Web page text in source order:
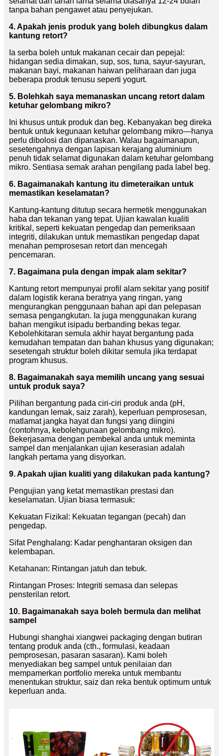
tanpa bahan pengawet atau penyejukan.
4. Apakah jenis produk yang boleh dibungkus dalam
kantung retort?
Ia serba boleh untuk makanan cecair dan pepejal:
hidangan sedia dimakan, sup, sos, tuna, sayur-sayuran,
makanan bayi, makanan haiwan peliharaan dan juga
beberapa produk tenusu seperti yogurt.
5. Bolehkah saya memanaskan uncang retort dalam
ketuhar gelombang mikro?
Ini khusus untuk produk dan beg. Kebanyakan beg direka
bentuk untuk kegunaan ketuhar gelombang mikro—hanya
perlu dibolosi dan dipanaskan. Walau bagaimanapun,
sesetengahnya dengan lapisan kerajang aluminium
penuh tidak selamat digunakan dalam ketuhar gelombang
mikro. Sentiasa semak arahan pengilang pada label beg.
6. Bagaimanakah kantung itu dimeteraikan untuk
memastikan keselamatan?
Kantung-kantung ditutup secara hermetik menggunakan
haba dan tekanan yang tepat. Ujian kawalan kualiti
kritikal, seperti kekuatan pengedap dan pemeriksaan
integriti, dilakukan untuk memastikan pengedap dapat
menahan pemprosesan retort dan mencegah
pencemaran.
7. Bagaimana pula dengan impak alam sekitar?
Kantung retort mempunyai profil alam sekitar yang positif
dalam logistik kerana beratnya yang ringan, yang
mengurangkan penggunaan bahan api dan pelepasan
semasa pengangkutan. Ia juga menggunakan kurang
bahan mengikut isipadu berbanding bekas tegar.
Kebolehkitaran semula akhir hayat bergantung pada
kemudahan tempatan dan bahan khusus yang digunakan;
sesetengah struktur boleh dikitar semula jika terdapat
program khusus.
8. Bagaimanakah saya memilih uncang yang sesuai
untuk produk saya?
Pilihan bergantung pada ciri-ciri produk anda (pH,
kandungan lemak, saiz zarah), keperluan pemprosesan,
matlamat jangka hayat dan fungsi yang diingini
(contohnya, kebolehgunaan gelombang mikro).
Bekerjasama dengan pembekal anda untuk meminta
sampel dan menjalankan ujian keserasian adalah
langkah pertama yang disyorkan.
9. Apakah ujian kualiti yang dilakukan pada kantung?
Pengujian yang ketat memastikan prestasi dan
keselamatan. Ujian biasa termasuk:
Kekuatan Fizikal: Kekuatan tegangan (pecah) dan
pengedap.
Sifat Penghalang: Kadar penghantaran oksigen dan
kelembapan.
Ketahanan: Rintangan jatuh dan tebuk.
Rintangan Proses: Integriti semasa dan selepas
pensterilan retort.
10. Bagaimanakah saya boleh bermula dan melihat
sampel
Hubungi shanghai xiangwei packaging dengan butiran
tentang produk anda (cth., formulasi, keadaan
pemprosesan, pasaran sasaran). Kami boleh
menyediakan beg sampel untuk penilaian dan
mempamerkan portfolio mereka untuk membantu
menentukan struktur, saiz dan reka bentuk optimum untuk
keperluan anda.